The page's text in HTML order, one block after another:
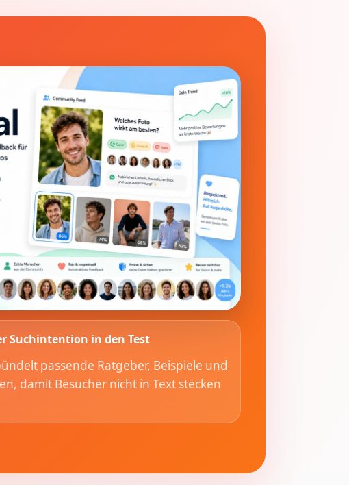
Suchintention in den Test
passende Ratgeber, Beispiele und
damit Besucher nicht in Text stecken